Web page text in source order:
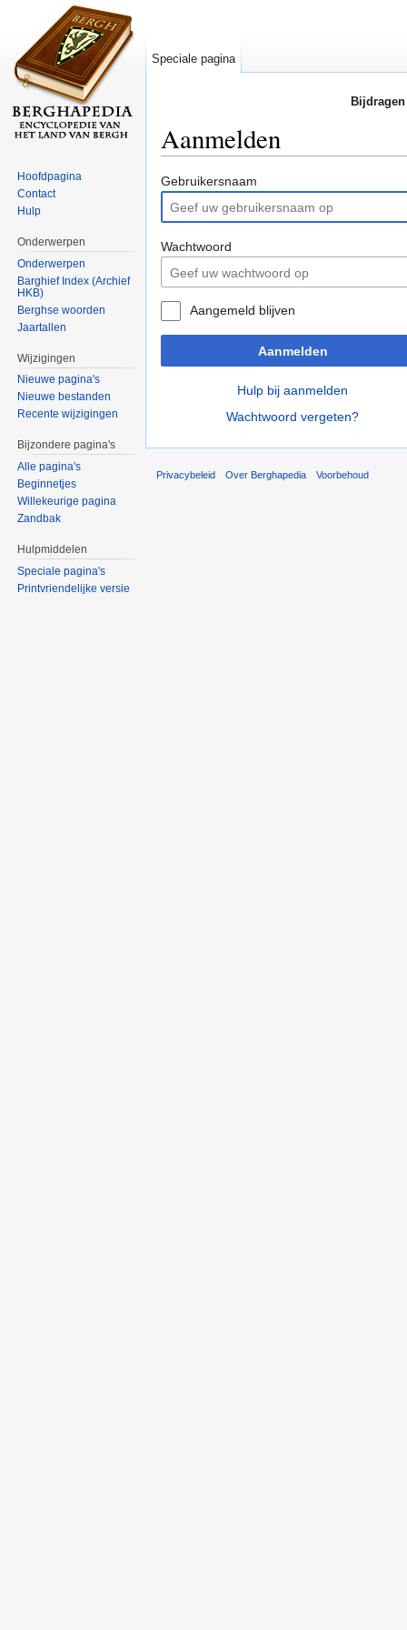
Aanmelden
Gebruikersnaam
Wachtwoord
Aangemeld blijven
Aanmelden
Hulp bij aanmelden
Wachtwoord vergeten?
Speciale pagina
Hoofdpagina
Contact
Hulp
Onderwerpen
Onderwerpen
Barghief Index (Archief
HKB)
Berghse woorden
Jaartallen
Wijzigingen
Nieuwe pagina's
Nieuwe bestanden
Recente wijzigingen
Bijzondere pagina's
Alle pagina's
Beginnetjes
Willekeurige pagina
Zandbak
Hulpmiddelen
Speciale pagina's
Printvriendelijke versie
Privacybeleid Over Berghapedia Voorbehoud